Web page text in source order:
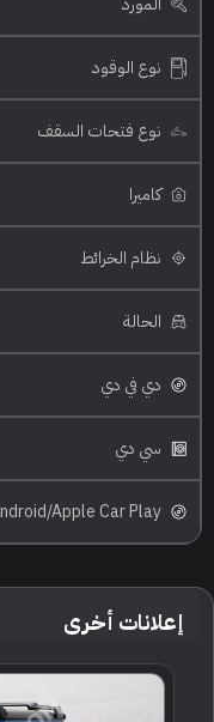
نوع الوقود
نوع فتحات السقف
كاميرا
نظام الخرائط
الحالة
دي في دي
سي دي
Android/Apple Car Play
إعلانات أخرى